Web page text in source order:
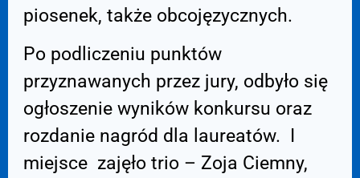
piosenek, także obcojęzycznych.
Po podliczeniu punktów
przyznawanych przez jury, odbyło się
ogłoszenie wyników konkursu oraz
rozdanie nagród dla laureatów. I
miejsce zajęło trio – Zoja Ciemny,